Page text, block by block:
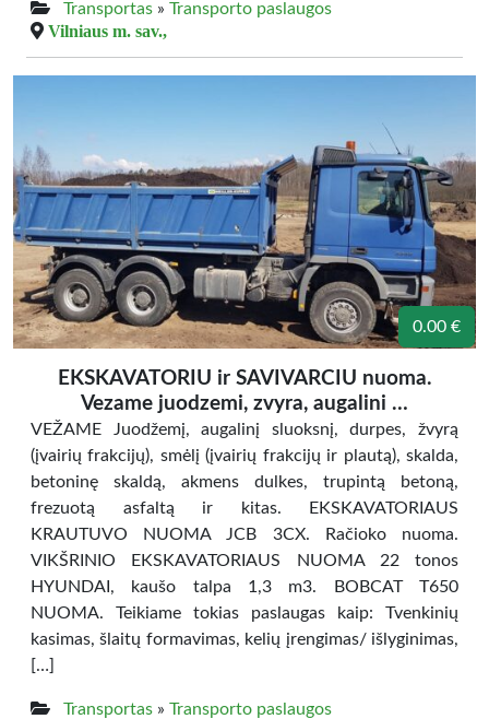
Transportas » Transporto paslaugos
Vilniaus m. sav.,
0.00 €
EKSKAVATORIU ir SAVIVARCIU nuoma.
Vezame juodzemi, zvyra, augalini …
VEŽAME Juodžemį, augalinį sluoksnį, durpes, žvyrą
(įvairių frakcijų), smėlį (įvairių frakcijų ir plautą), skalda,
betoninę skaldą, akmens dulkes, trupintą betoną,
frezuotą asfaltą ir kitas. EKSKAVATORIAUS
KRAUTUVO NUOMA JCB 3CX. Račioko nuoma.
VIKŠRINIO EKSKAVATORIAUS NUOMA 22 tonos
HYUNDAI, kaušo talpa 1,3 m3. BOBCAT T650
NUOMA. Teikiame tokias paslaugas kaip: Tvenkinių
kasimas, šlaitų formavimas, kelių įrengimas/ išlyginimas,
[…]
Transportas » Transporto paslaugos